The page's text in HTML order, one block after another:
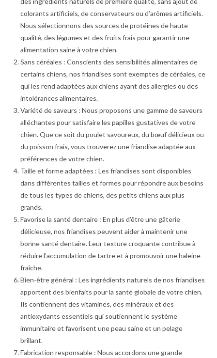
colorants artificiels, de conservateurs ou d’arômes artificiels.
Nous sélectionnons des sources de protéines de haute
qualité, des légumes et des fruits frais pour garantir une
alimentation saine à votre chien.
Sans céréales : Conscients des sensibilités alimentaires de
certains chiens, nos friandises sont exemptes de céréales, ce
qui les rend adaptées aux chiens ayant des allergies ou des
intolérances alimentaires.
Variété de saveurs : Nous proposons une gamme de saveurs
alléchantes pour satisfaire les papilles gustatives de votre
chien. Que ce soit du poulet savoureux, du bœuf délicieux ou
du poisson frais, vous trouverez une friandise adaptée aux
préférences de votre chien.
Taille et forme adaptées : Les friandises sont disponibles
dans différentes tailles et formes pour répondre aux besoins
de tous les types de chiens, des petits chiens aux plus
grands.
Favorise la santé dentaire : En plus d’être une gâterie
délicieuse, nos friandises peuvent aider à maintenir une
bonne santé dentaire. Leur texture croquante contribue à
réduire l’accumulation de tartre et à promouvoir une haleine
fraîche.
Bien-être général : Les ingrédients naturels de nos friandises
apportent des bienfaits pour la santé globale de votre chien.
Ils contiennent des vitamines, des minéraux et des
antioxydants essentiels qui soutiennent le système
immunitaire et favorisent une peau saine et un pelage
brillant.
Fabrication responsable : Nous accordons une grande